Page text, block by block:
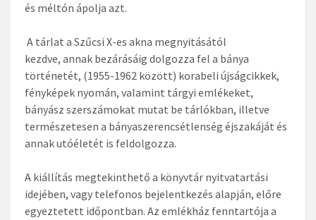
és méltón ápolja azt.
A tárlat a Szűcsi X-es akna megnyitásától
kezdve, annak bezárásáig dolgozza fel a bánya
történetét, (1955-1962 között) korabeli újságcikkek,
fényképek nyomán, valamint tárgyi emlékeket,
bányász szerszámokat mutat be tárlókban, illetve
természetesen a bányaszerencsétlenség éjszakáját és
annak utóéletét is feldolgozza.
A kiállítás megtekinthető a könyvtár nyitvatartási
idejében, vagy telefonos bejelentkezés alapján, előre
egyeztetett időpontban. Az emlékház fenntartója a